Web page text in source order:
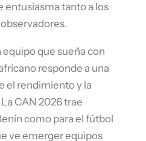
entusiasma tanto a los
equipo que sueña con
responde a una
el rendimiento y la
CAN 2026 trae
como para el fútbol
ve emerger equipos